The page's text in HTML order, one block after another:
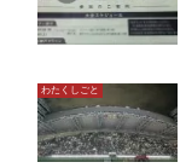
わたくしごと